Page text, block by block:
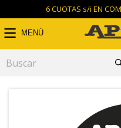
6 CUOTAS s/i EN
MENÚ